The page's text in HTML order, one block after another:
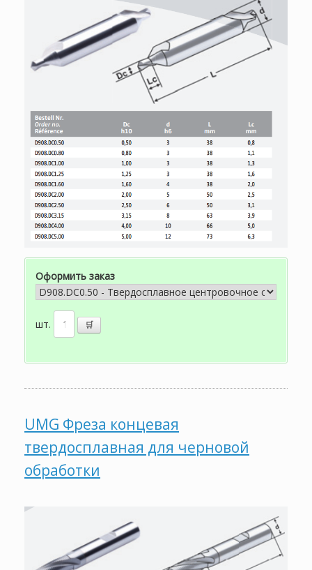
Оформить заказ
шт.
UMG Фреза концевая
твердосплавная для черновой
обработки